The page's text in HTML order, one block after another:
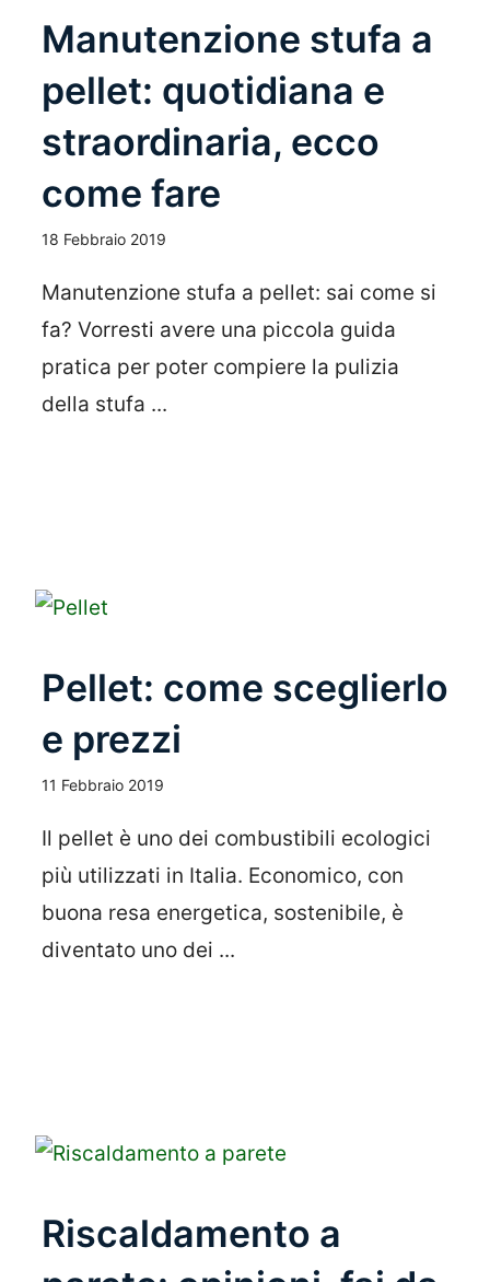
Manutenzione stufa a
pellet: quotidiana e
straordinaria, ecco
come fare
18 Febbraio 2019
Manutenzione stufa a pellet: sai come si
fa? Vorresti avere una piccola guida
pratica per poter compiere la pulizia
della stufa ...
Pellet: come sceglierlo
e prezzi
11 Febbraio 2019
Il pellet è uno dei combustibili ecologici
più utilizzati in Italia. Economico, con
buona resa energetica, sostenibile, è
diventato uno dei ...
Riscaldamento a